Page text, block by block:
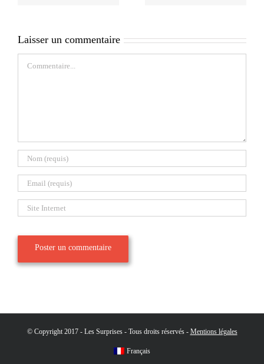
Laisser un commentaire
Commentaire
© Copyright 2017 - Les Surprises - Tous droits réservés - Mentions légales
Français